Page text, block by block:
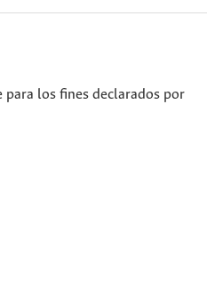
para los fines declarados por